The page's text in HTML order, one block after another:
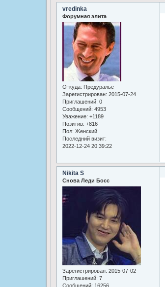
vredinka
Форумная элита
Откуда: Предуралье
Зарегистрирован: 2015-07-24
Приглашений: 0
Сообщений: 4953
Уважение: +1189
Позитив: +816
Пол: Женский
Последний визит:
2022-12-24 20:39:22
Nikita S
Снова Леди Босс
Зарегистрирован: 2015-07-02
Приглашений: 7
Сообщений: 16256